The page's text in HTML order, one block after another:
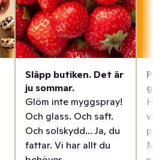
Släpp butiken. Det är
ju sommar.
Glöm inte myggspray!
Och glass. Och saft.
Och solskydd... Ja, du
fattar. Vi har allt du